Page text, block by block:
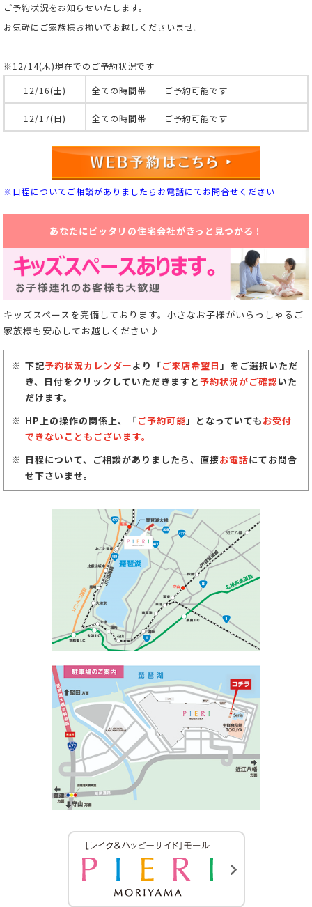
ご予約状況をお知らせいたします。
お気軽にご家族様お揃いでお越しくださいませ。
※12/14(木)現在でのご予約状況です
12/16(土) 全ての時間帯 ご予約可能です
12/17(日) 全ての時間帯 ご予約可能です
※日程についてご相談がありましたらお電話にてお問合せください
あなたにピッタリの住宅会社がきっと見つかる！
キッズスペースを完備しております。小さなお子様がいらっしゃるご
家族様も安心してお越しください♪
下記予約状況カレンダーより「ご来店希望日」をご選択いただ
き、日付をクリックしていただきますと予約状況がご確認いた
だけます。
HP上の操作の関係上、「ご予約可能」となっていてもお受付
できないこともございます。
日程について、ご相談がありましたら、直接お電話にてお問合
せ下さいませ。